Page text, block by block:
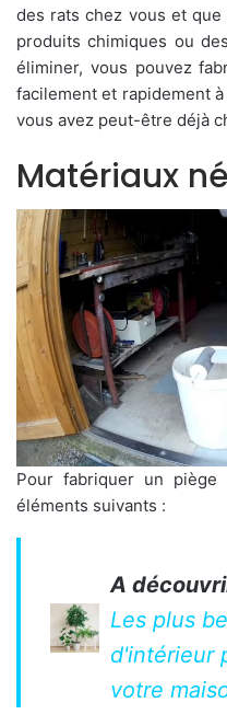
des rats chez vous et
produits chimiques ou
éliminer, vous pouvez
facilement et rapidement
vous avez peut-être déjà
Matériaux
Pour fabriquer un
éléments suivants :
A
Les plus
d'intérieur
votre